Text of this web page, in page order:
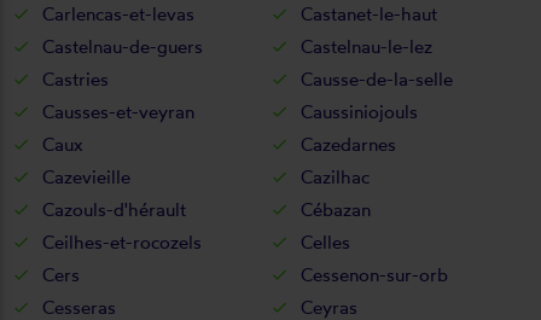
Carlencas-et-levas
Castanet-le-haut
Castelnau-de-guers
Castelnau-le-lez
Castries
Causse-de-la-selle
Causses-et-veyran
Caussiniojouls
Caux
Cazedarnes
Cazevieille
Cazilhac
Cazouls-d'hérault
Cébazan
Ceilhes-et-rocozels
Celles
Cers
Cessenon-sur-orb
Cesseras
Ceyras